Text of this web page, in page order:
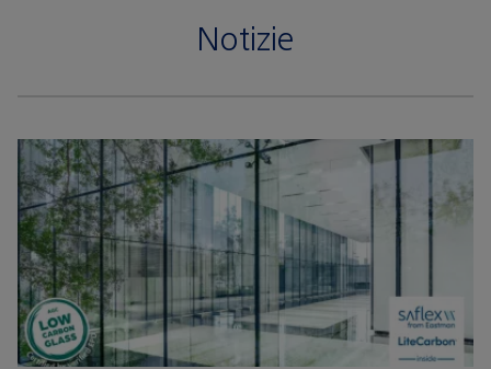
Notizie